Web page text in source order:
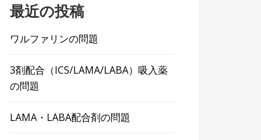
最近の投稿
ワルファリンの問題
3剤配合（ICS/LAMA/LABA）吸入薬
の問題
LAMA・LABA配合剤の問題